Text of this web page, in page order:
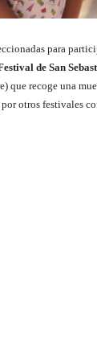
para
de San
que recoge una
otros festivales